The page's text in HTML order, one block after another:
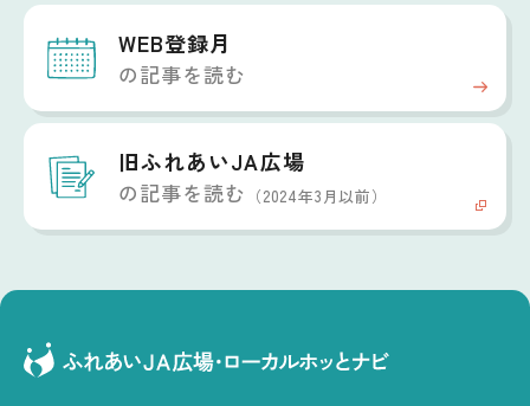
WEB登録月
の記事を読む
旧ふれあいJA広場
の記事を読む （2024年3月以前）